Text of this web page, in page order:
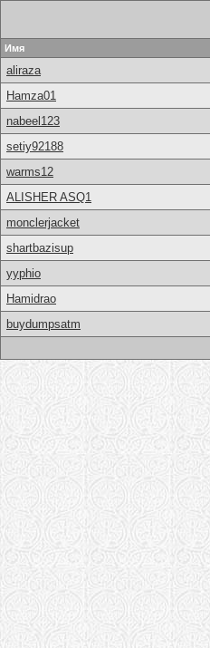
Имя
aliraza
Hamza01
nabeel123
setiy92188
warms12
ALISHER ASQ1
monclerjacket
shartbazisup
yyphio
Hamidrao
buydumpsatm